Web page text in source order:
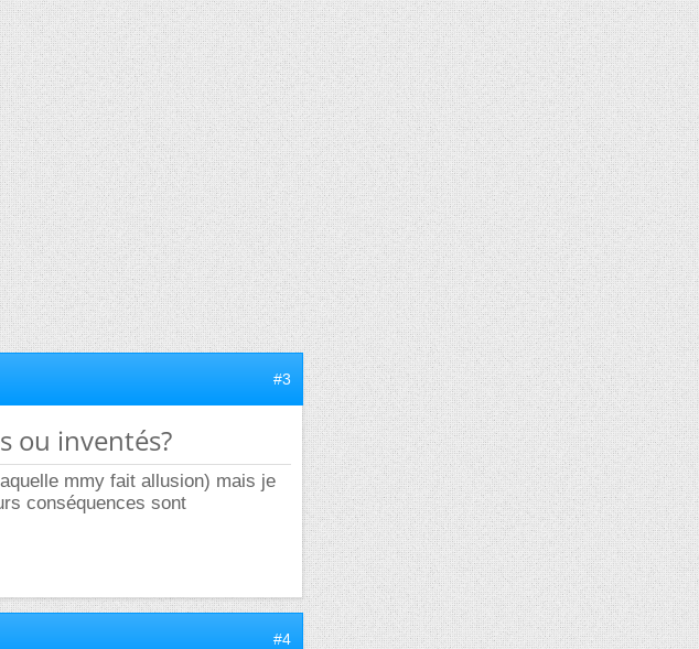
#3
ou inventés?
mmy fait allusion) mais je
conséquences sont
#4